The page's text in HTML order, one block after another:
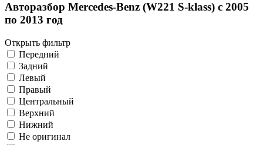
Авторазбор Mercedes-Benz (W221 S-klass) с 2005
по 2013 год
Открыть фильтр
Передний
Задний
Левый
Правый
Центральный
Верхний
Нижний
Не оригинал